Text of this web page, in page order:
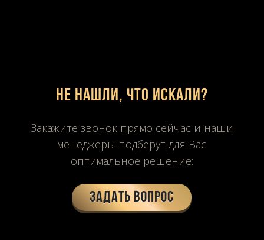
Не нашли, что искали?
Закажите звонок прямо сейчас и наши
менеджеры подберут для Вас
оптимальное решение:
Задать вопрос